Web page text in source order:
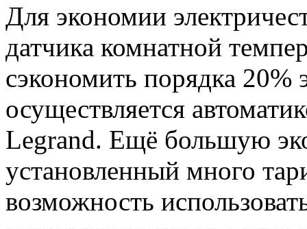
Для экономии
датчика комнатной
сэкономить порядка 20%
осуществляется
Legrand. Ещё большую
установленный много
возможность